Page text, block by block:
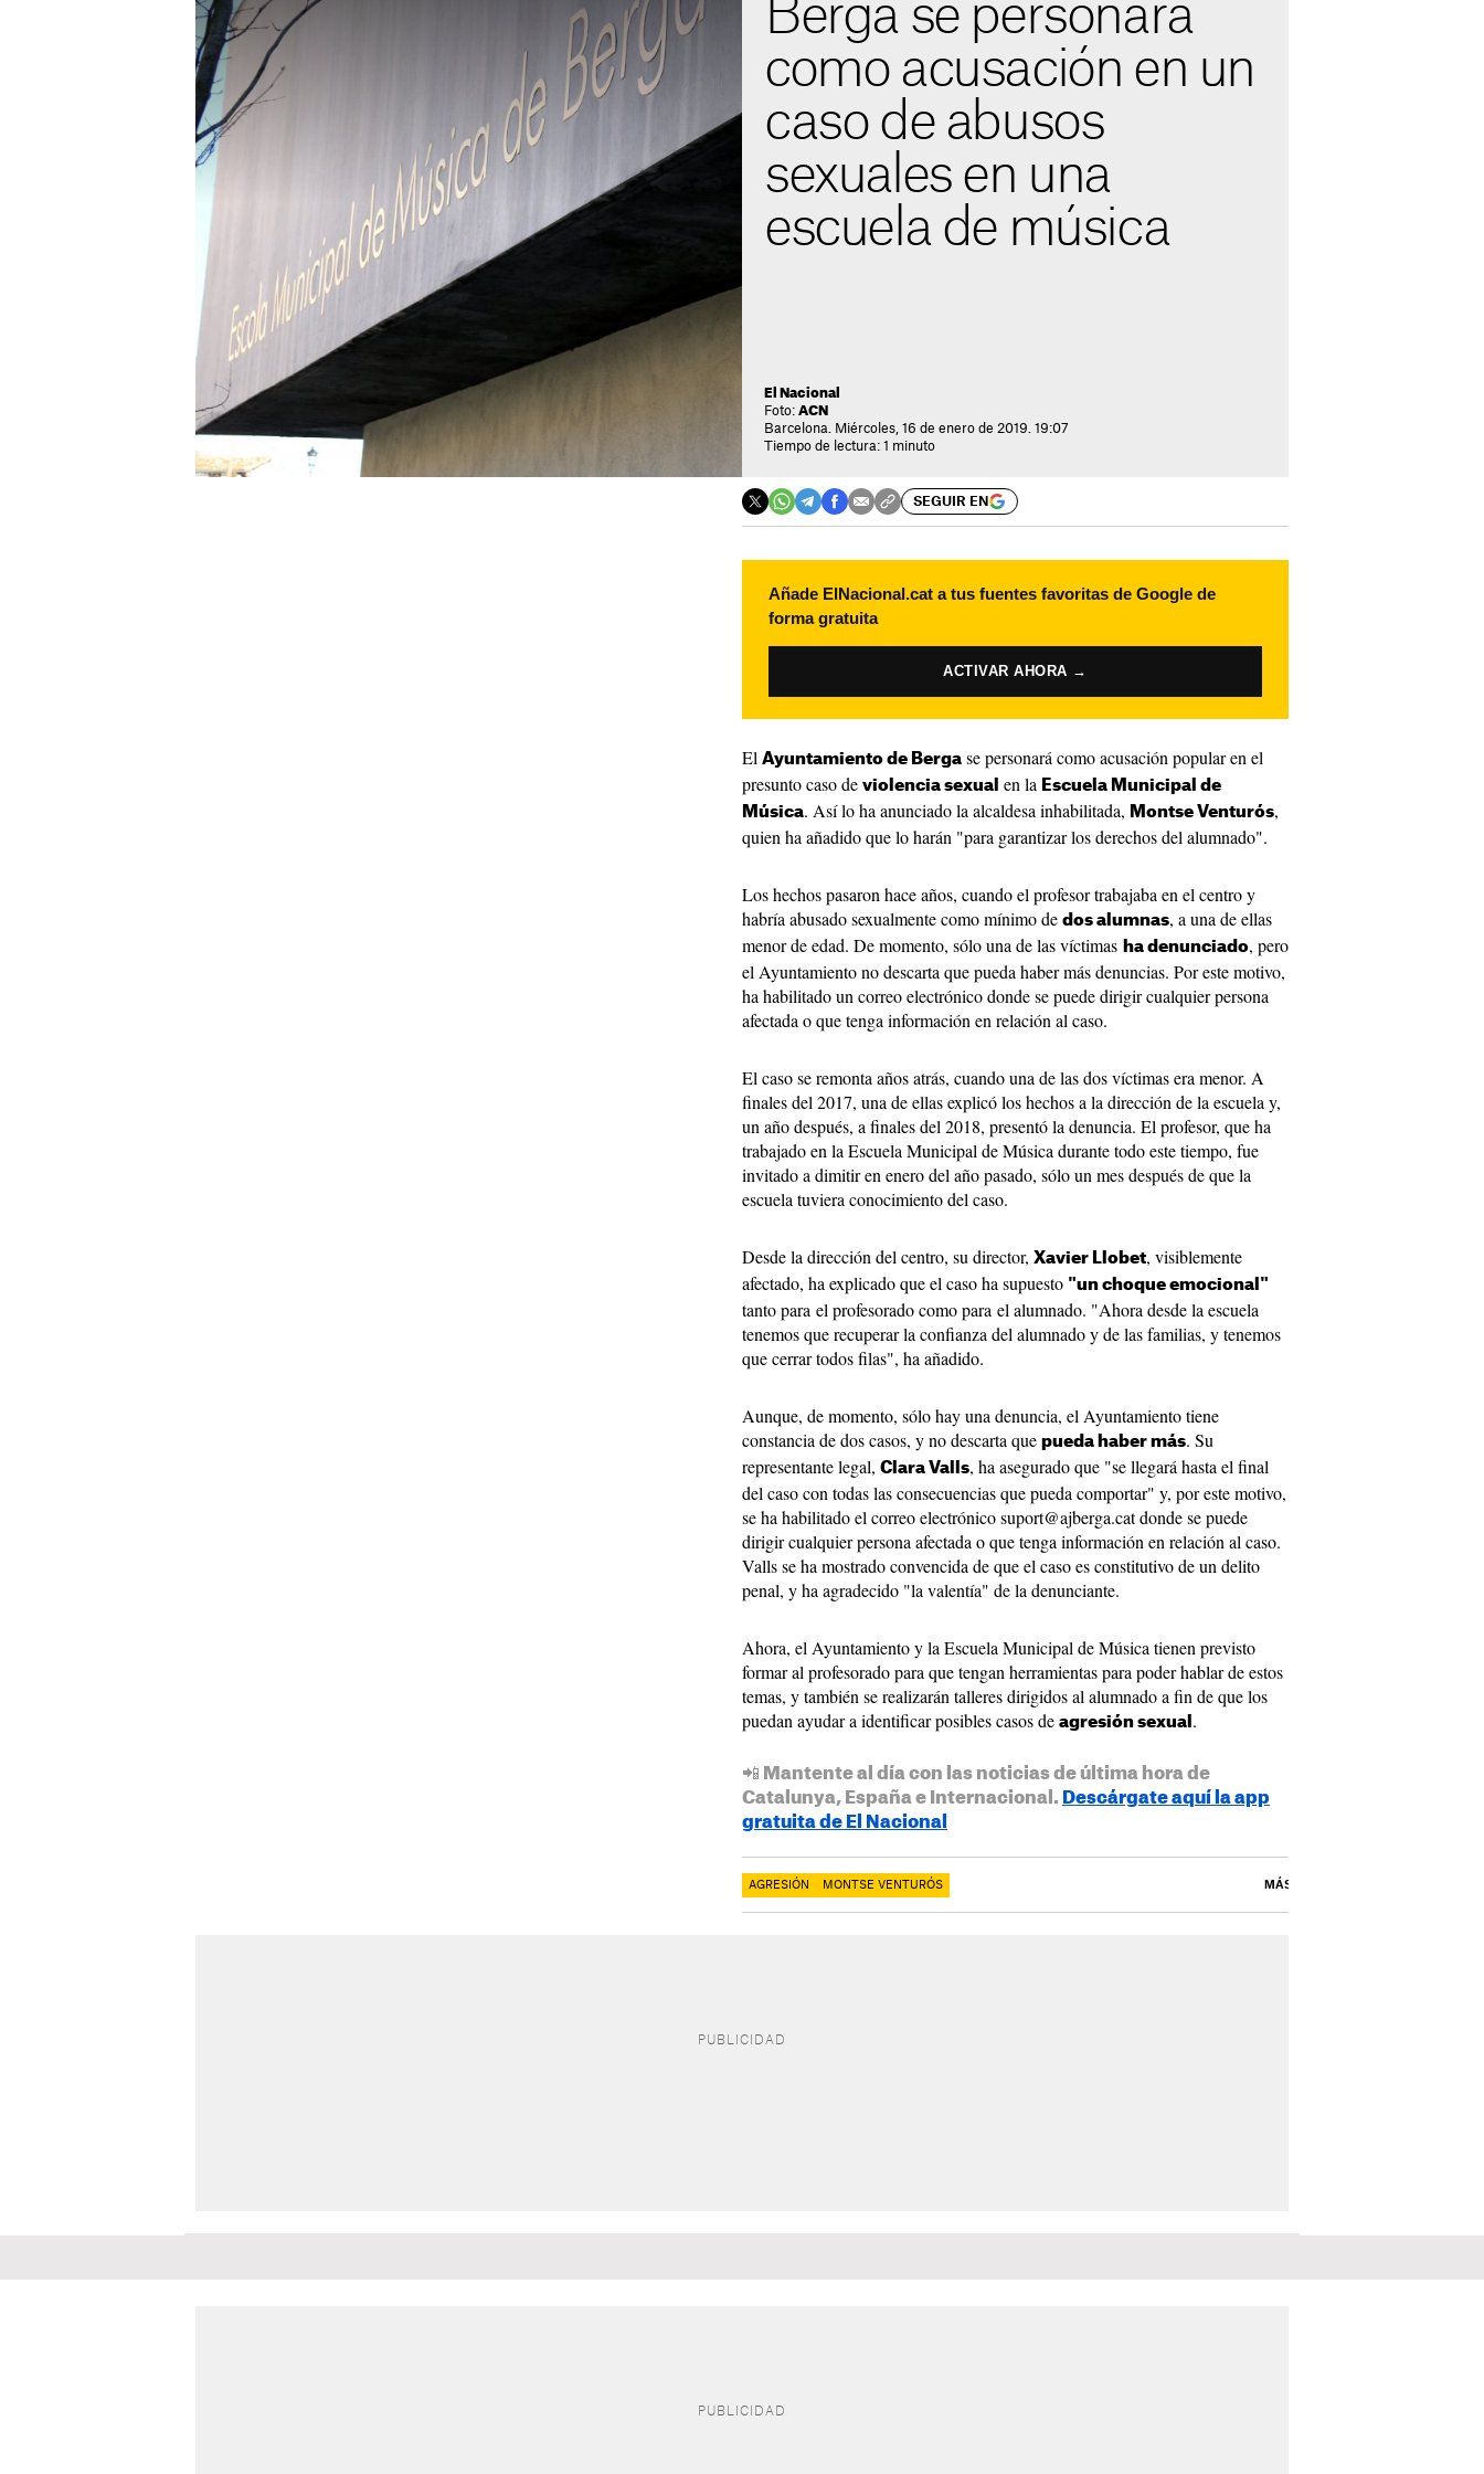
Berga se personará
como acusación en un
caso de abusos
sexuales en una
escuela de música
El Nacional
Foto: ACN
Barcelona. Miércoles, 16 de enero de 2019. 19:07
Tiempo de lectura: 1 minuto
SEGUIR EN
Añade ElNacional.cat a tus fuentes favoritas de Google de
forma gratuita
ACTIVAR AHORA →
El Ayuntamiento de Berga se personará como acusación popular en el
presunto caso de violencia sexual en la Escuela Municipal de
Música. Así lo ha anunciado la alcaldesa inhabilitada, Montse Venturós,
quien ha añadido que lo harán "para garantizar los derechos del alumnado".
Los hechos pasaron hace años, cuando el profesor trabajaba en el centro y
habría abusado sexualmente como mínimo de dos alumnas, a una de ellas
menor de edad. De momento, sólo una de las víctimas ha denunciado, pero
el Ayuntamiento no descarta que pueda haber más denuncias. Por este motivo,
ha habilitado un correo electrónico donde se puede dirigir cualquier persona
afectada o que tenga información en relación al caso.
El caso se remonta años atrás, cuando una de las dos víctimas era menor. A
finales del 2017, una de ellas explicó los hechos a la dirección de la escuela y,
un año después, a finales del 2018, presentó la denuncia. El profesor, que ha
trabajado en la Escuela Municipal de Música durante todo este tiempo, fue
invitado a dimitir en enero del año pasado, sólo un mes después de que la
escuela tuviera conocimiento del caso.
Desde la dirección del centro, su director, Xavier Llobet, visiblemente
afectado, ha explicado que el caso ha supuesto "un choque emocional"
tanto para el profesorado como para el alumnado. "Ahora desde la escuela
tenemos que recuperar la confianza del alumnado y de las familias, y tenemos
que cerrar todos filas", ha añadido.
Aunque, de momento, sólo hay una denuncia, el Ayuntamiento tiene
constancia de dos casos, y no descarta que pueda haber más. Su
representante legal, Clara Valls, ha asegurado que "se llegará hasta el final
del caso con todas las consecuencias que pueda comportar" y, por este motivo,
se ha habilitado el correo electrónico suport@ajberga.cat donde se puede
dirigir cualquier persona afectada o que tenga información en relación al caso.
Valls se ha mostrado convencida de que el caso es constitutivo de un delito
penal, y ha agradecido "la valentía" de la denunciante.
Ahora, el Ayuntamiento y la Escuela Municipal de Música tienen previsto
formar al profesorado para que tengan herramientas para poder hablar de estos
temas, y también se realizarán talleres dirigidos al alumnado a fin de que los
puedan ayudar a identificar posibles casos de agresión sexual .
📲 Mantente al día con las noticias de última hora de
Catalunya, España e Internacional. Descárgate aquí la app
gratuita de El Nacional
AGRESIÓN MONTSE VENTURÓS MÁS